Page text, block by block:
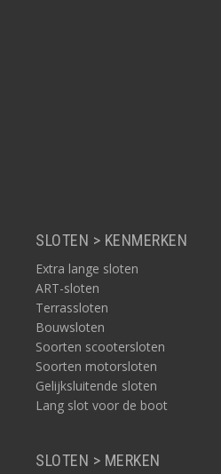
SLOTEN > KENMERKEN
Extra lange sloten
ART-sloten
Terrassloten
Bouwsloten
Soorten scootersloten
Soorten motorsloten
Gelijksluitende sloten
Lang slot voor de boot
SLOTEN > MERKEN